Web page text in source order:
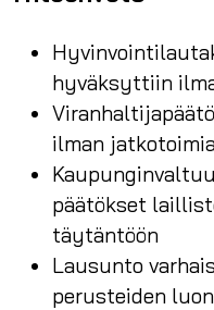
hyväksyttiin
ilman
päätökset
täytäntöön
Lausunto
perusteiden